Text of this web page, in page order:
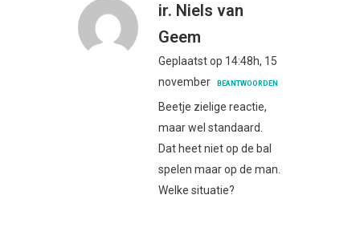
ir. Niels van
Geem
Geplaatst op 14:48h, 15
november
BEANTWOORDEN
Beetje zielige reactie,
maar wel standaard.
Dat heet niet op de bal
spelen maar op de man.
Welke situatie?